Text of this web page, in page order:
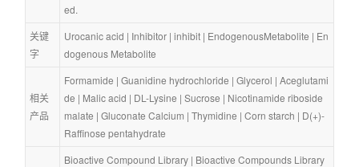
ed.
关键
字
Urocanic acid | Inhibitor | inhibit | EndogenousMetabolite | En
dogenous Metabolite
相关
产品
Formamide | Guanidine hydrochloride | Glycerol | Aceglutami
de | Malic acid | DL-Lysine | Sucrose | Nicotinamide riboside
malate | Gluconate Calcium | Thymidine | Corn starch | D(+)-
Raffinose pentahydrate
Bioactive Compound Library | Bioactive Compounds Library